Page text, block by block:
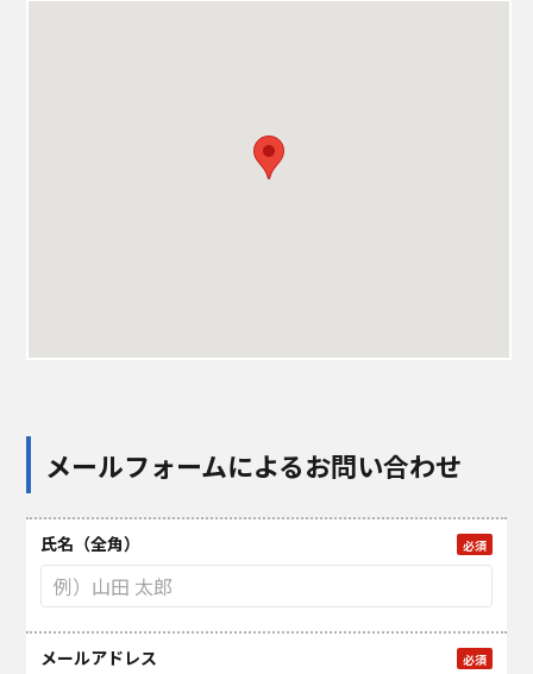
メールフォームによるお問い合わせ
氏名（全角） 必須
メールアドレス 必須